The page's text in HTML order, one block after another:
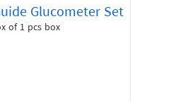
Glucometer Set
of 1 pcs box